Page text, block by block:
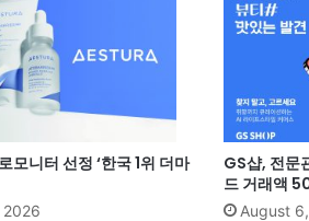
모니터 선정 ‘한국 1위 더마
2026
GS샵, 전문
드 거래액
August